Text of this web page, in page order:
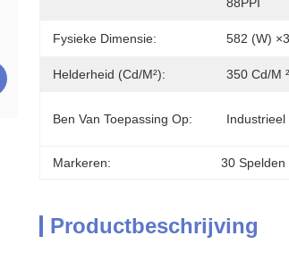
Fysieke Dimensie: 582 (W)
Helderheid (cd/m²): 350 Cd/m
Ben Van Toepassing Op: Industrieel
Markeren: 30
Productbeschrijving